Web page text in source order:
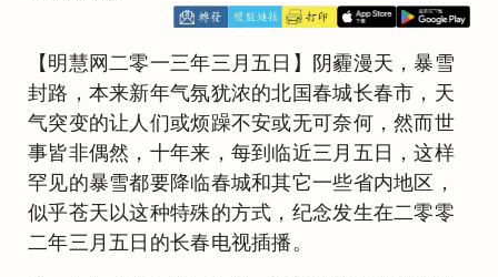
【明慧网二零一三年三月五日】阴霾漫天，暴雪
封路，本来新年气氛犹浓的北国春城长春市，天
气突变的让人们或烦躁不安或无可奈何，然而世
事皆非偶然，十年来，每到临近三月五日，这样
罕见的暴雪都要降临春城和其它一些省内地区，
似乎苍天以这种特殊的方式，纪念发生在二零零
二年三月五日的长春电视插播。